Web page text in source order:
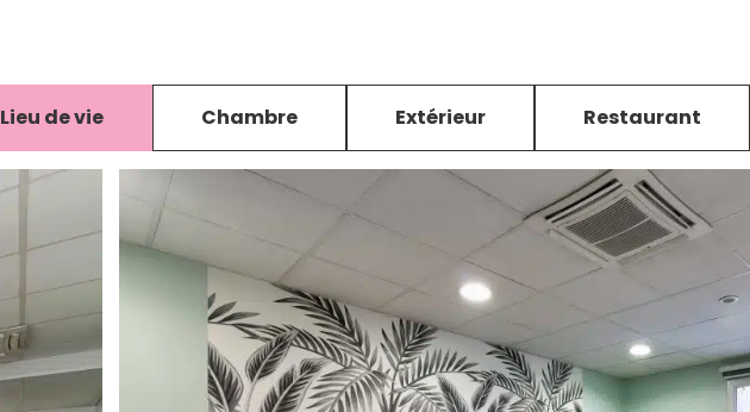
Lieu de vie Chambre Extérieur Restaurant